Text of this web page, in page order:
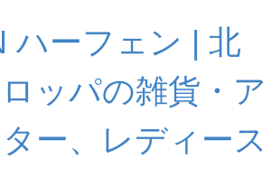
ハーフェン | 北
ッパの雑貨・ア
ー、レディース